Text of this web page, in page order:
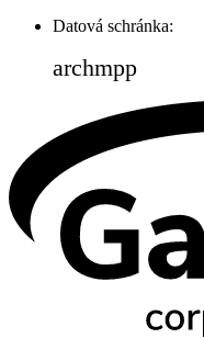
Datová schránka:
archmpp